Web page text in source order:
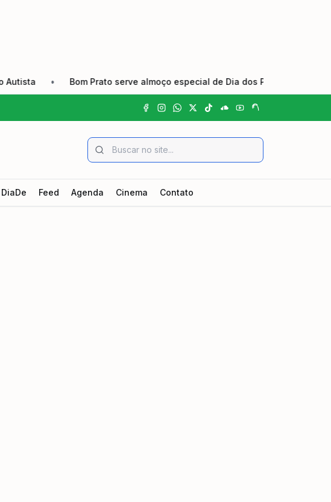
• Bom Prato serve almoço especial de Dia dos Pais nas unidades do
DiaDe Feed Agenda Cinema Contato